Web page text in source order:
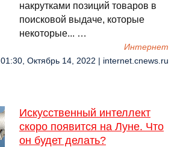
накрутками позиций товаров в
поисковой выдаче, которые
некоторые... …
Интернет
01:30, Октябрь 14, 2022 | internet.cnews.ru
Искусственный интеллект
скоро появится на Луне. Что
он будет делать?